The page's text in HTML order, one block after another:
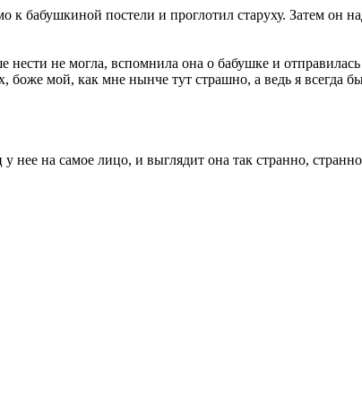
бабушкиной постели и проглотил старуху. Затем он
не могла, вспомнила она о бабушке и
мой, как мне нынче тут страшно, а ведь я всегда
нее на самое лицо, и выглядит она так странно,